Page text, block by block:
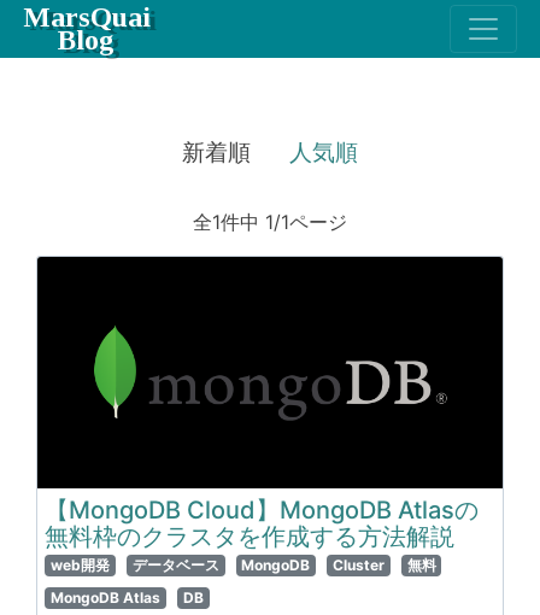
MarsQuai
Blog
新着順 人気順
全1件中 1/1ページ
【MongoDB Cloud】MongoDB Atlasの
無料枠のクラスタを作成する方法解説
web開発 データベース MongoDB Cluster
無料
MongoDB Atlas
DB